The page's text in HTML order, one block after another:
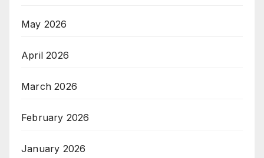
May 2026
April 2026
March 2026
February 2026
January 2026